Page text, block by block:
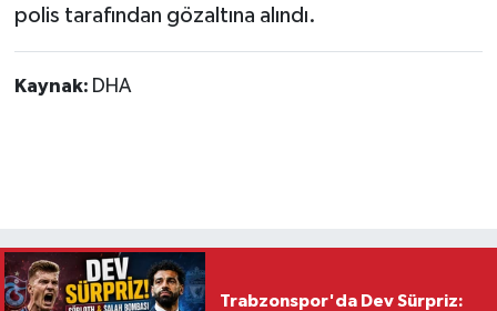
polis tarafından gözaltına alındı.
Kaynak: DHA
Trabzonspor'da Dev Sürpriz: